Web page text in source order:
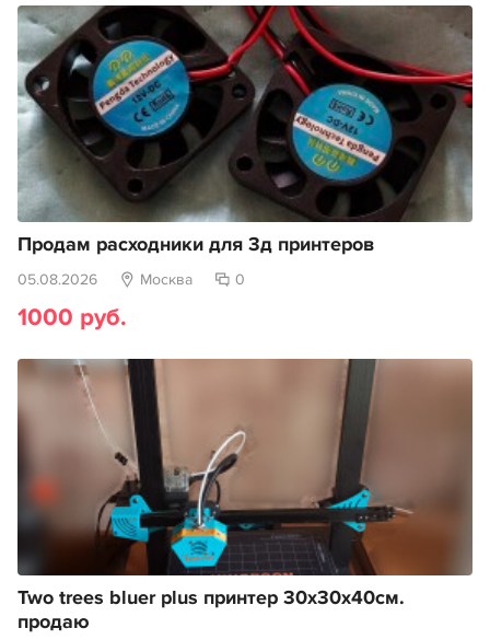
Продам расходники для 3д принтеров
05.08.2026 Москва 0
1000 руб.
Two trees bluer plus принтер 30х30х40см.
продаю